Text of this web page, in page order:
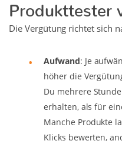
Produkttester
Die Vergütung richtet sich
Aufwand: Je
höher die
Du mehrere
erhalten, als für
Manche Produkte
Klicks bewerten,